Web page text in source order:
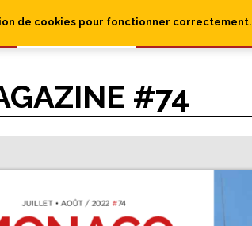
#74
de cookies pour fonctionner correctement.